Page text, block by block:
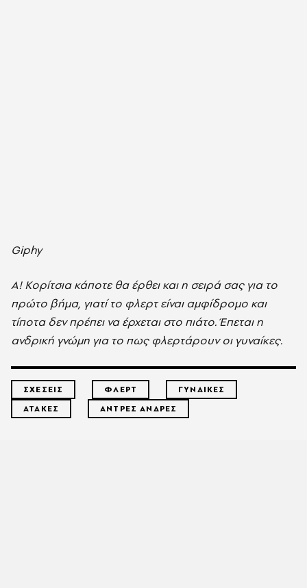
Giphy
Α! Κορίτσια κάποτε θα έρθει και η σειρά σας για το
πρώτο βήμα, γιατί το φλερτ είναι αμφίδρομο και
τίποτα δεν πρέπει να έρχεται στο πιάτο. Έπεται η
ανδρική γνώμη για το πως φλερτάρουν οι γυναίκες.
ΣΧΕΣΕΙΣ ΦΛΕΡΤ
ΓΥΝΑΙΚΕΣ
ΑΤΑΚΕΣ
ΑΝΤΡΕΣ ΑΝΔΡΕΣ